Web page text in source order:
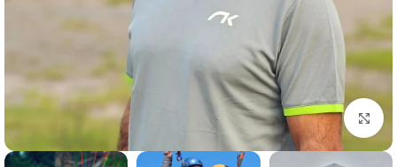
بزرگنمایی تصویر